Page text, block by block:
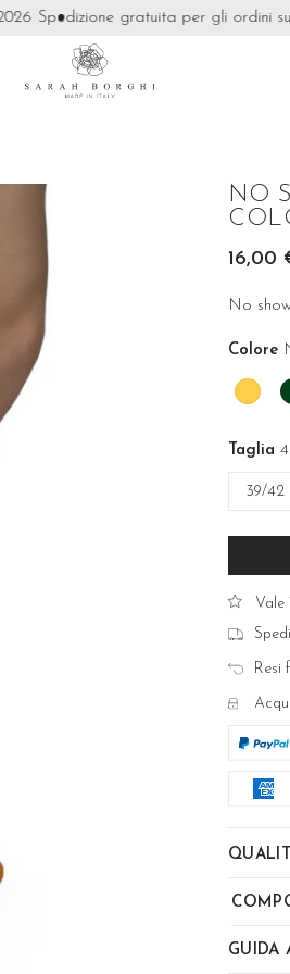
Spedizione gratuita per gli ordini
NO
16,00
No
Colore
Taglia
39/42
Vale
Resi
GUIDA